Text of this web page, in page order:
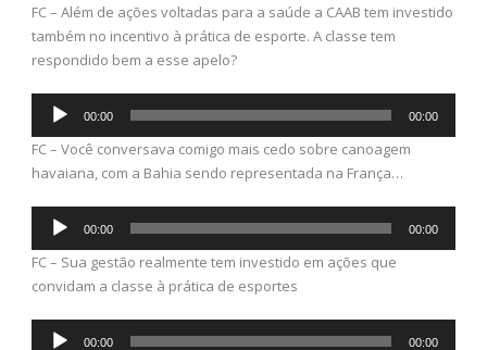
áudio
FC – Além de ações voltadas para a saúde a CAAB tem investido
também no incentivo à prática de esporte. A classe tem
respondido bem a esse apelo?
Tocador
áudio
00:00 00:00
FC – Você conversava comigo mais cedo sobre canoagem
havaiana, com a Bahia sendo representada na França…
Tocador
áudio
00:00 00:00
FC – Sua gestão realmente tem investido em ações que
convidam a classe à prática de esportes
Tocador
00:00 00:00